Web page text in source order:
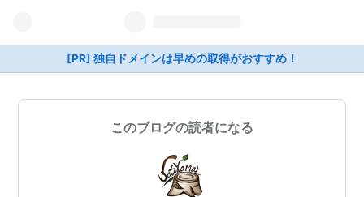
[PR] 独自ドメインは早めの取得がおすすめ！
このブログの読者になる